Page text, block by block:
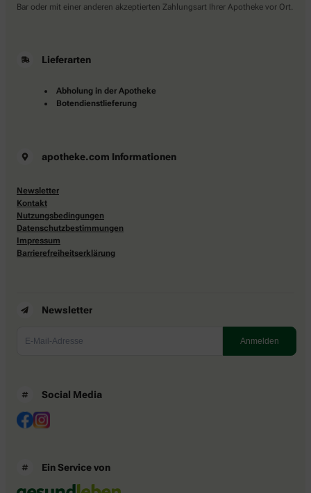
Bar oder mit einer anderen akzeptierten Zahlungsart Ihrer Apotheke vor Ort.
Lieferarten
Abholung in der Apotheke
Botendienstlieferung
apotheke.com Informationen
Newsletter
Kontakt
Nutzungsbedingungen
Datenschutzbestimmungen
Impressum
Barrierefreiheitserklärung
Newsletter
Social Media
Ein Service von